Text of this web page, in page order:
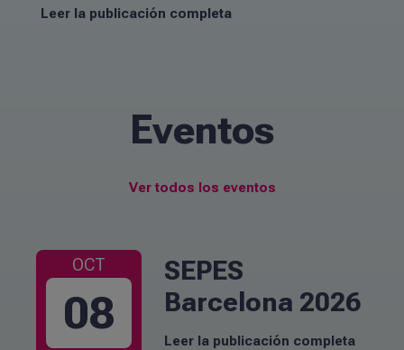
Leer la publicación completa
Eventos
Ver todos los eventos
OCT
08
SEPES
Barcelona 2026
Leer la publicación completa